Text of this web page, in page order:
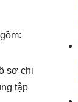
sơ chi
tập